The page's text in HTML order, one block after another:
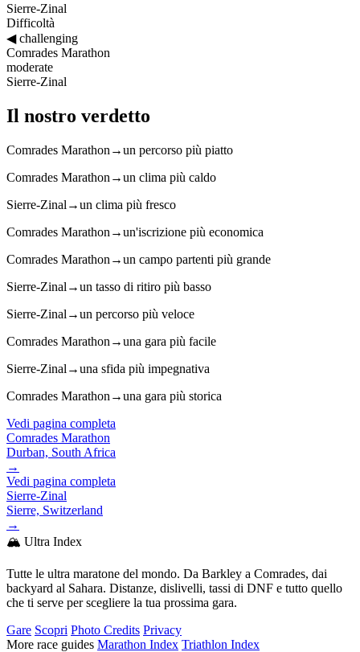
Sierre-Zinal
Difficoltà
◀challenging
Comrades Marathon
moderate
Sierre-Zinal
Il nostro verdetto
Comrades Marathon →un percorso più piatto
Comrades Marathon →un clima più caldo
Sierre-Zinal →un clima più fresco
Comrades Marathon →un'iscrizione più economica
Comrades Marathon →un campo partenti più grande
Sierre-Zinal →un tasso di ritiro più basso
Sierre-Zinal →un percorso più veloce
Comrades Marathon →una gara più facile
Sierre-Zinal →una sfida più impegnativa
Comrades Marathon →una gara più storica
Vedi pagina completa
Comrades Marathon
Durban, South Africa
→
Vedi pagina completa
Sierre-Zinal
Sierre, Switzerland
→
🏔️ Ultra Index
Tutte le ultra maratone del mondo. Da Barkley a Comrades, dai
backyard al Sahara. Distanze, dislivelli, tassi di DNF e tutto quello
che ti serve per scegliere la tua prossima gara.
Gare Scopri Photo Credits Privacy
More race guides Marathon Index Triathlon Index